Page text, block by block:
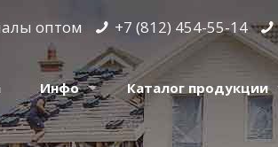
оптом +7 (812) 454-55-14
Инфо Каталог продукции